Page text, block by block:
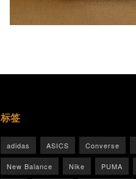
标签
adidas ASICS Converse
New Balance Nike PUMA